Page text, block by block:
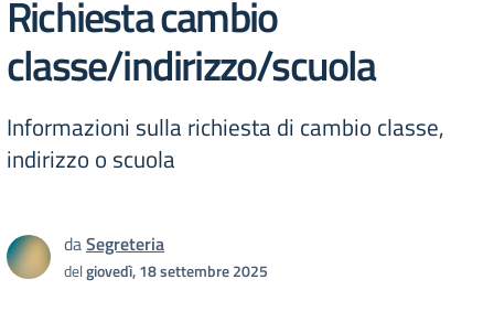
Richiesta cambio
classe/indirizzo/scuola
Informazioni sulla richiesta di cambio classe,
indirizzo o scuola
daSegreteria
delgiovedì, 18 settembre 2025